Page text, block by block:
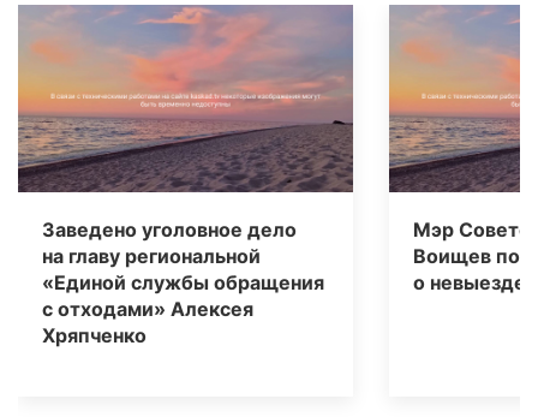
Заведено уголовное дело
на главу региональной
«Единой службы обращения
с отходами» Алексея
Хряпченко
Мэр
Воищев под
о невыезде